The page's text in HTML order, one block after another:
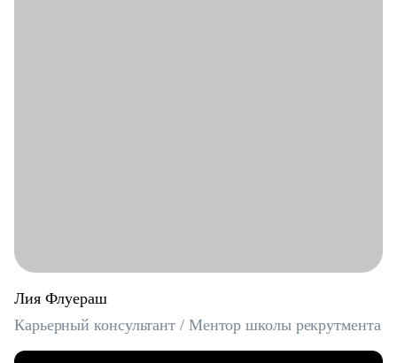
Лия Флуераш
Карьерный консультант / Ментор школы рекрутмента